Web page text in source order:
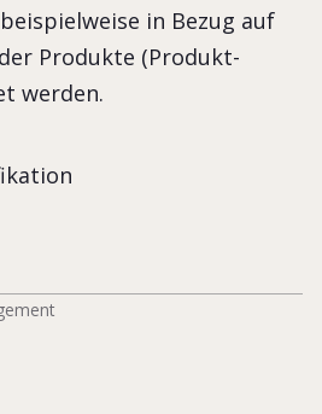
in Bezug auf
Produkte (Produkt-
werden.